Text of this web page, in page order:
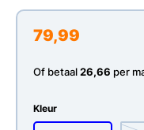
79,99
Of betaal26,66 per
Kleur